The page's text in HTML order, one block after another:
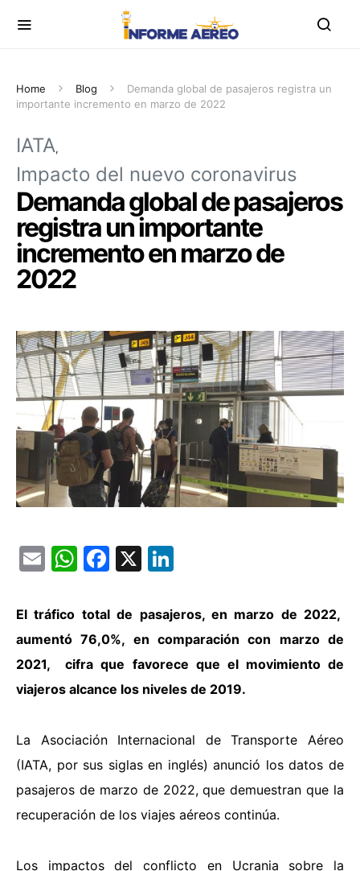
Home Blog
Demanda global de pasajeros registra un
importante incremento en marzo de 2022
IATA
Impacto del nuevo coronavirus
Demanda global de pasajeros
registra un importante
incremento en marzo de
2022
EmailWhatsApp
Facebook
X
El tráfico total de pasajeros, en marzo de 2022,
aumentó 76,0%, en comparación con marzo de
2021, cifra que favorece que el movimiento de
viajeros alcance los niveles de 2019.
La Asociación Internacional de Transporte Aéreo
(IATA, por sus siglas en inglés) anunció los datos de
pasajeros de marzo de 2022, que demuestran que la
recuperación de los viajes aéreos continúa.
Los impactos del conflicto en Ucrania sobre la